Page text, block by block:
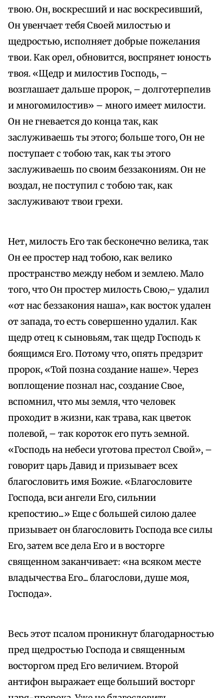
твою. Он, воскресший и нас воскресивший,
Он увенчает тебя Своей милостью и
щедростью, исполняет добрые пожелания
твои. Как орел, обновится, воспрянет юность
твоя. «Щедр и милостив Господь, –
возглашает дальше пророк, – долготерпелив
и многомилостив» – много имеет милости.
Он не гневается до конца так, как
заслуживаешь ты этого; больше того, Он не
поступает с тобою так, как ты этого
заслуживаешь по своим беззакониям. Он не
воздал, не поступил с тобою так, как
заслуживают твои грехи.
Нет, милость Его так бесконечно велика, так
Он ее простер над тобою, как велико
пространство между небом и землею. Мало
того, что Он простер милость Свою,– удалил
«от нас беззакония наша», как восток удален
от запада, то есть совершенно удалил. Как
щедр отец к сыновьям, так щедр Господь к
боящимся Его. Потому что, опять предзрит
пророк, «Той позна создание наше». Через
воплощение познал нас, создание Свое,
вспомнил, что мы земля, что человек
проходит в жизни, как трава, как цветок
полевой, – так короток его путь земной.
«Господь на небеси уготова престол Свой», –
говорит царь Давид и призывает всех
благословить имя Божие. «Благословите
Господа, вси ангели Его, сильнии
крепостию...» Еще с большей силою далее
призывает он благословить Господа все силы
Его, затем все дела Его и в восторге
священном заканчивает: «на всяком месте
владычества Его... благослови, душе моя,
Господа».
Весь этот псалом проникнут благодарностью
пред щедростью Господа и священным
восторгом пред Его величием. Второй
антифон выражает еще больший восторг